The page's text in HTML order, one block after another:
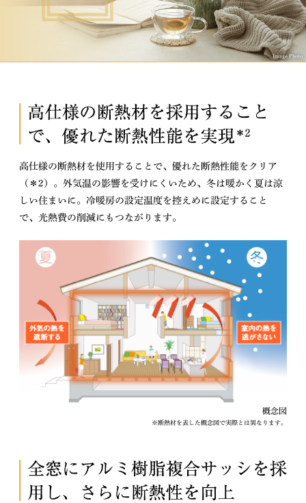
Image Photo
高仕様の断熱材を使用することで、優れた断熱性能をクリア
（＊2）。外気温の影響を受けにくいため、冬は暖かく夏は涼
しい住まいに。冷暖房の設定温度を控えめに設定すること
で、光熱費の削減にもつながります。
概念図
※断熱材を表した概念図で実際とは異なります。